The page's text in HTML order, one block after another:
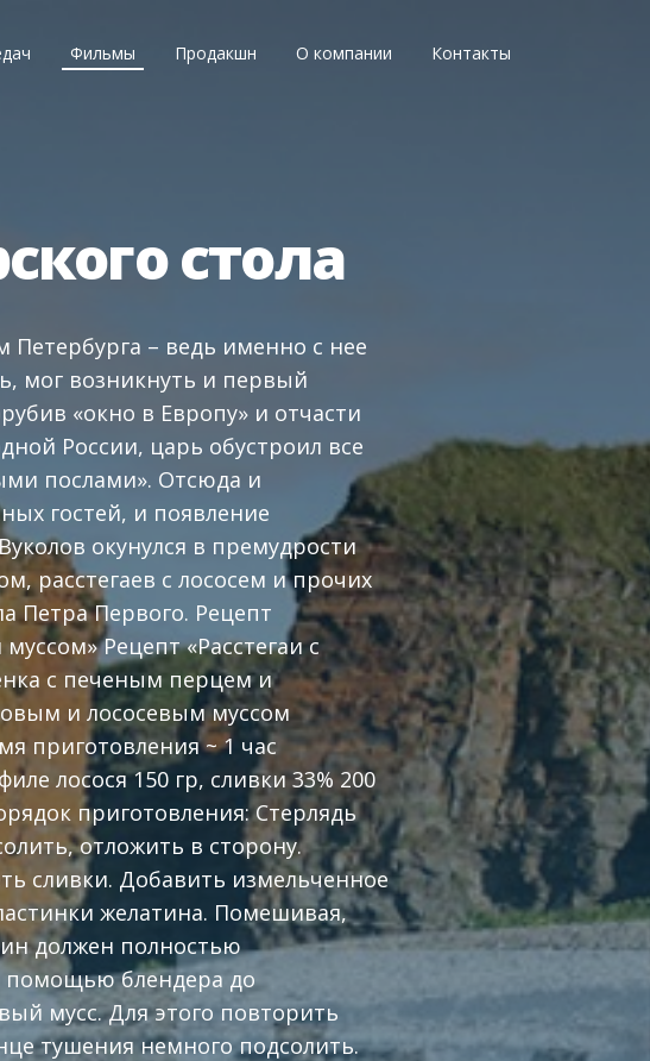
Фильмы Продакшн О компании Контакты
стола
– ведь именно с нее
мог возникнуть и первый
«окно в Европу» и отчасти
России, царь обустроил все
послами». Отсюда и
гостей, и появление
окунулся в премудрости
расстегаев с лососем и прочих
Петра Первого. Рецепт
Рецепт «Расстегаи с
с печеным перцем и
и лососевым муссом
приготовления ~ 1 час
лосося 150 гр, сливки 33% 200
приготовления: Стерлядь
отложить в сторону.
сливки. Добавить измельченное
желатина. Помешивая,
должен полностью
помощью блендера до
мусс. Для этого повторить
тушения немного подсолить.